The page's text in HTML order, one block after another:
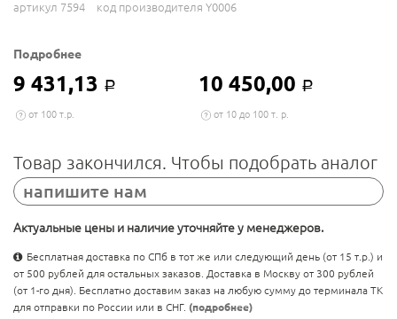
артикул 7594 код производителя Y0006
Подробнее
9 431,13 Р 10 450,00 Р
от 100 т.р. от 10 до 100 т. р.
Товар закончился. Чтобы подобрать аналог
напишите нам
Актуальные цены и наличие уточняйте у менеджеров.
Бесплатная доставка по СПб в тот же или следующий день (от 15 т.р.) и
от 500 рублей для остальных заказов. Доставка в Москву от 300 рублей
(от 1-го дня). Бесплатно доставим заказ на любую сумму до терминала ТК
для отправки по России или в СНГ. (подробнее)